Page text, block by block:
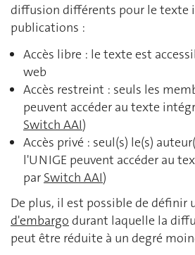
diffusion différents pour le texte
publications :
Accès libre : le texte est
web
Accès restreint : seuls les
peuvent accéder au texte
Switch AAI)
Accès privé : seul(s) le(s)
l'UNIGE peuvent accéder au
par Switch AAI)
De plus, il est possible de définir
d'embargo durant laquelle la
peut être réduite à un degré